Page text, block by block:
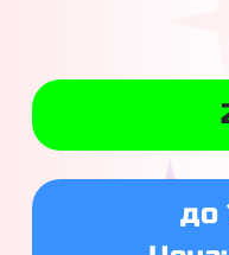
до